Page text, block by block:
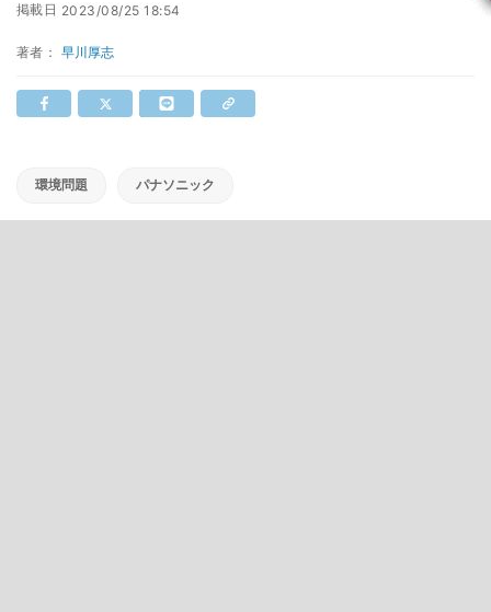
掲載日 2023/08/25 18:54
著者： 早川厚志
環境問題 パナソニック